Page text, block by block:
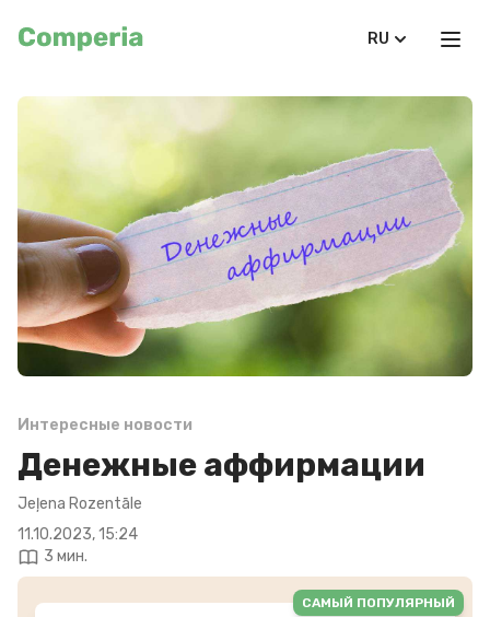
RU
Интересные новости
Денежные аффирмации
Jeļena Rozentāle
11.10.2023, 15:24
3 мин.
САМЫЙ ПОПУЛЯРНЫЙ